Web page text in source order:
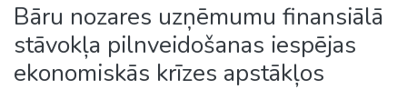
Bāru nozares uzņēmumu finansiālā
stāvokļa pilnveidošanas iespējas
ekonomiskās krīzes apstākļos